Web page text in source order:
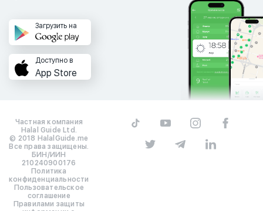
Загрузить на
Доступно в
App Store
Частная компания
Halal Guide Ltd.
© 2018 HalalGuide.me
Все права защищены.
БИН/ИИН
210240900176
Политика
конфиденциальности
Пользовательское
соглашение
Правилами защиты